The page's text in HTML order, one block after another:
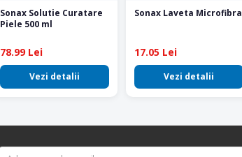
Sonax Solutie Curatare
Piele 500 ml
78.99 Lei
Vezi detalii
Sonax Laveta Microfibra
17.05 Lei
Vezi detalii